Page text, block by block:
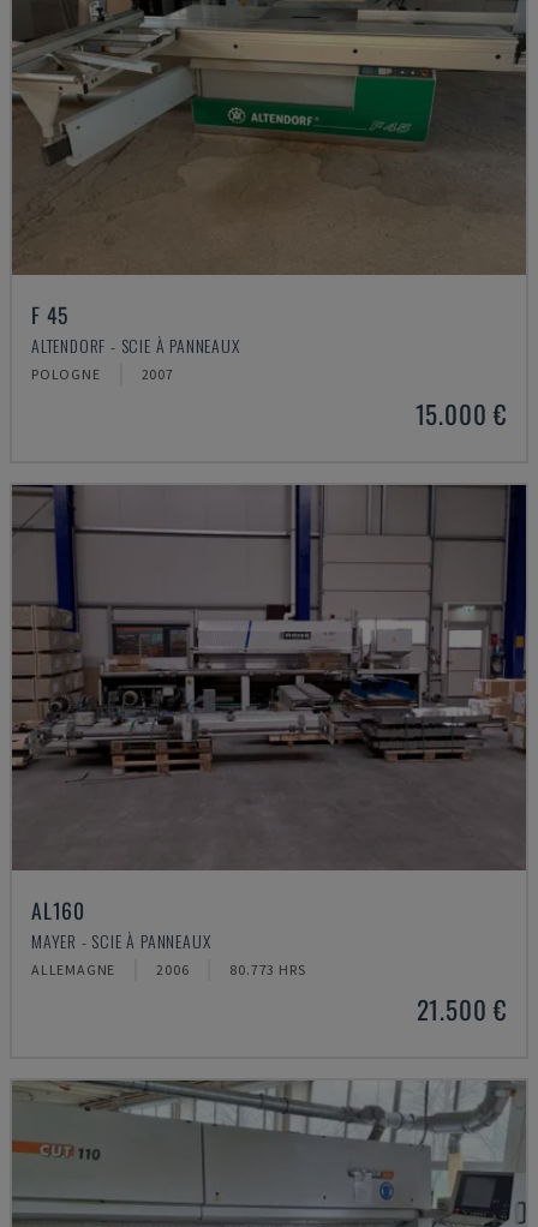
F 45
ALTENDORF - SCIE À PANNEAUX
POLOGNE 2007
15.000 €
AL160
MAYER - SCIE À PANNEAUX
ALLEMAGNE 2006 80.773 HRS
21.500 €